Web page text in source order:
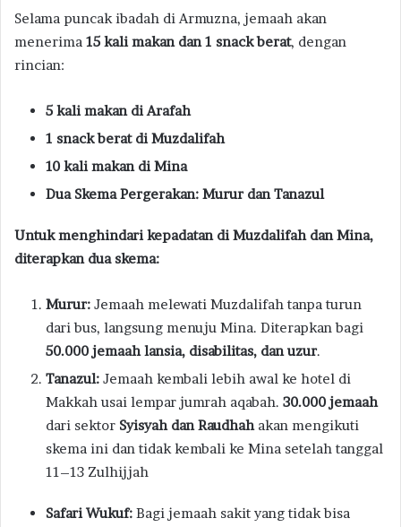
Selama puncak ibadah di Armuzna, jemaah akan
menerima 15 kali makan dan 1 snack berat, dengan
rincian:
5 kali makan di Arafah
1 snack berat di Muzdalifah
10 kali makan di Mina
Dua Skema Pergerakan: Murur dan Tanazul
Untuk menghindari kepadatan di Muzdalifah dan Mina,
diterapkan dua skema:
Murur: Jemaah melewati Muzdalifah tanpa turun
dari bus, langsung menuju Mina. Diterapkan bagi
50.000 jemaah lansia, disabilitas, dan uzur.
Tanazul: Jemaah kembali lebih awal ke hotel di
Makkah usai lempar jumrah aqabah. 30.000 jemaah
dari sektor Syisyah dan Raudhahakan mengikuti
skema ini dan tidak kembali ke Mina setelah tanggal
11–13 Zulhijjah
Safari Wukuf: Bagi jemaah sakit yang tidak bisa